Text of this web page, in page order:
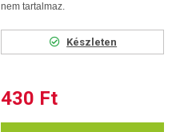
nem tartalmaz.
Készleten
430 Ft